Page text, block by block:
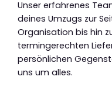
Unser erfahrenes
deines Umzugs zur
Organisation bis hin
termingerechten
persönlichen
uns um alles.